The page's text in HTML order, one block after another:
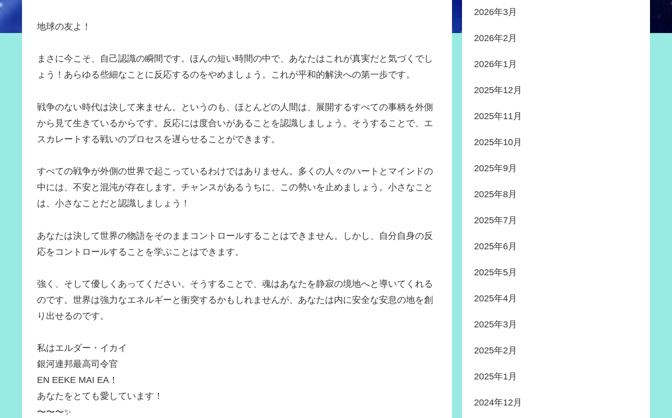
地球の友よ！
まさに今こそ、自己認識の瞬間です。ほんの短い時間の中で、あなたはこれが真実だと気づくでし
ょう！あらゆる些細なことに反応するのをやめましょう。これが平和的解決への第一歩です。
戦争のない時代は決して来ません。というのも、ほとんどの人間は、展開するすべての事柄を外側
から見て生きているからです。反応には度合いがあることを認識しましょう。そうすることで、エ
スカレートする戦いのプロセスを遅らせることができます。
すべての戦争が外側の世界で起こっているわけではありません。多くの人々のハートとマインドの
中には、不安と混沌が存在します。チャンスがあるうちに、この勢いを止めましょう。小さなこと
は、小さなことだと認識しましょう！
あなたは決して世界の物語をそのままコントロールすることはできません。しかし、自分自身の反
応をコントロールすることを学ぶことはできます。
強く、そして優しくあってください。そうすることで、魂はあなたを静寂の境地へと導いてくれる
のです。世界は強力なエネルギーと衝突するかもしれませんが、あなたは内に安全な安息の地を創
り出せるのです。
私はエルダー・イカイ
銀河連邦最高司令官
EN EEKE MAI EA！
あなたをとても愛しています！
〜〜〜✨
2026年3月
2026年2月
2026年1月
2025年12月
2025年11月
2025年10月
2025年9月
2025年8月
2025年7月
2025年6月
2025年5月
2025年4月
2025年3月
2025年2月
2025年1月
2024年12月